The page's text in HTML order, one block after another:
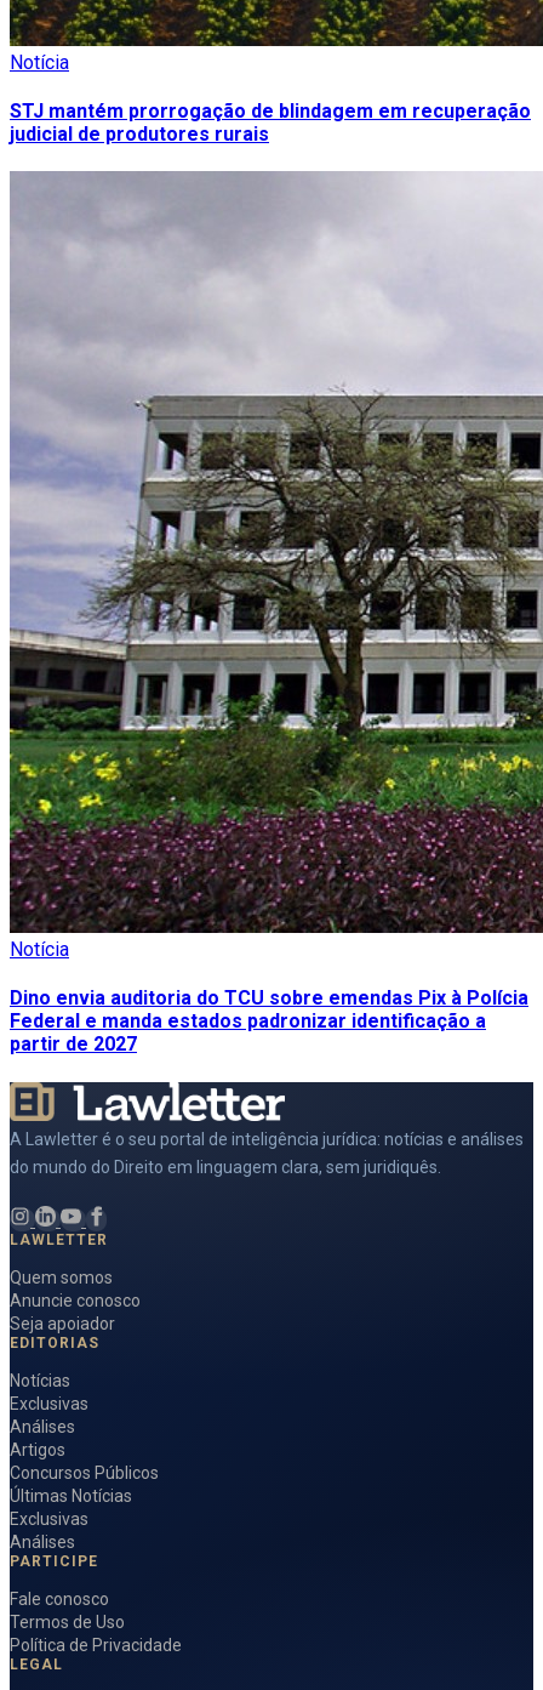
Notícia
STJ mantém prorrogação de blindagem em recuperação
judicial de produtores rurais
Notícia
Dino envia auditoria do TCU sobre emendas Pix à Polícia
Federal e manda estados padronizar identificação a
partir de 2027
A Lawletter é o seu portal de inteligência jurídica: notícias e análises
do mundo do Direito em linguagem clara, sem juridiquês.
LAWLETTER
Quem somos
Anuncie conosco
Seja apoiador
EDITORIAS
Notícias
Exclusivas
Análises
Artigos
Concursos Públicos
Últimas Notícias
Exclusivas
Análises
PARTICIPE
Fale conosco
Termos de Uso
Política de Privacidade
LEGAL